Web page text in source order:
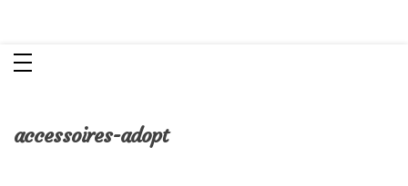
accessoires-adopt